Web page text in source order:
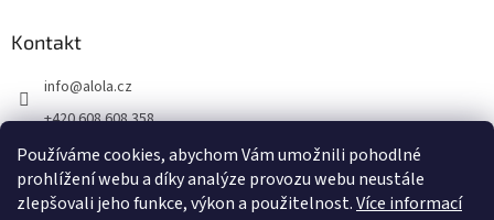
Používáme cookies, abychom Vám umožnili pohodlné
prohlížení webu a díky analýze provozu webu neustále
zlepšovali jeho funkce, výkon a použitelnost.Více informací
Kontakt
info@alola.cz
+420 608 608 358
https://www.facebook.com/alolaCZ
alola.cz/